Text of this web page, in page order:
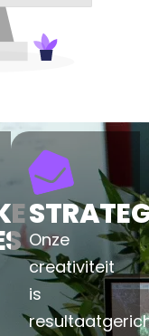
Onze
creativiteit
is